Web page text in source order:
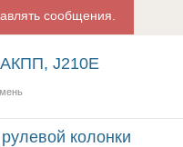
сообщения.
АКПП, J210E
рулевой колонки